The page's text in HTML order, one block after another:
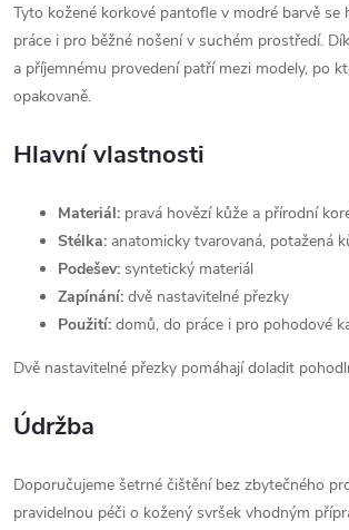
Tyto kožené korkové pantofle v modré barvě se
práce i pro běžné nošení v suchém prostředí.
a příjemnému provedení patří mezi modely, po
opakovaně.
Hlavní vlastnosti
Materiál: pravá hovězí kůže a přírodní
Stélka: anatomicky tvarovaná, potažená
Podešev: syntetický materiál
Zapínání: dvě nastavitelné přezky
Použití: domů, do práce i pro pohodové
Dvě nastavitelné přezky pomáhají doladit
Údržba
Doporučujeme šetrné čištění bez zbytečného
pravidelnou péči o kožený svršek vhodným